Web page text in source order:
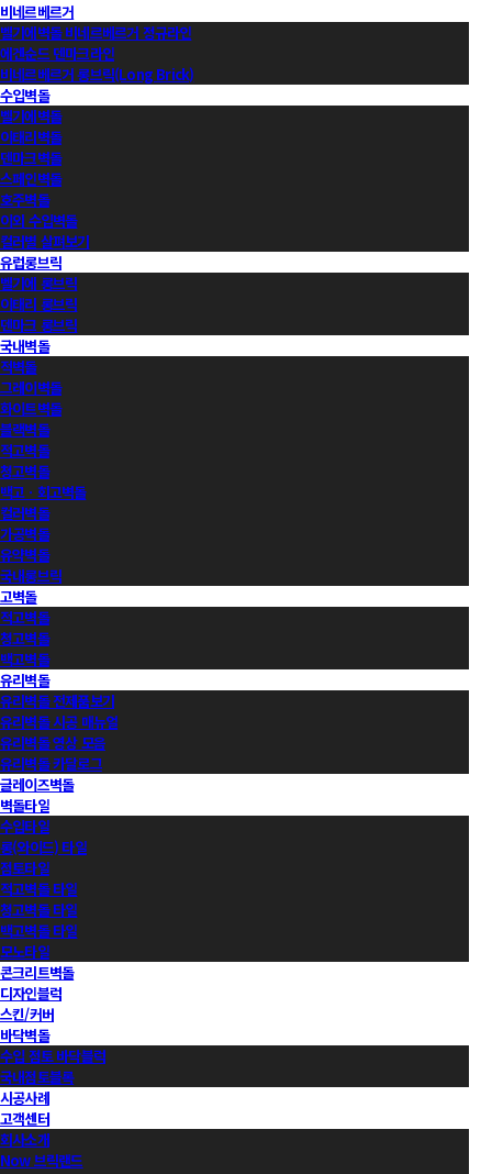
비네르베르거
벨기에벽돌 비네르베르거 정규라인
에겐순드 덴마크라인
비네르베르거 롱브릭(Long Brick)
수입벽돌
벨기에벽돌
이태리벽돌
덴마크벽돌
스페인벽돌
호주벽돌
이외 수입벽돌
컬러별 살펴보기
유럽롱브릭
벨기에 롱브릭
이태리 롱브릭
덴마크 롱브릭
국내벽돌
적벽돌
그레이벽돌
화이트벽돌
블랙벽돌
적고벽돌
청고벽돌
백고ㆍ회고벽돌
컬러벽돌
가공벽돌
유약벽돌
국내롱브릭
고벽돌
적고벽돌
청고벽돌
백고벽돌
유리벽돌
유리벽돌 전제품보기
유리벽돌 시공 매뉴얼
유리벽돌 영상 모음
유리벽돌 카달로그
글레이즈벽돌
벽돌타일
수입타일
롱(와이드) 타일
점토타일
적고벽돌 타일
청고벽돌 타일
백고벽돌 타일
모노타일
콘크리트벽돌
디자인블럭
스킨/커버
바닥벽돌
수입 점토 바닥블럭
국내점토블록
시공사례
고객센터
회사소개
Now 브릭랜드